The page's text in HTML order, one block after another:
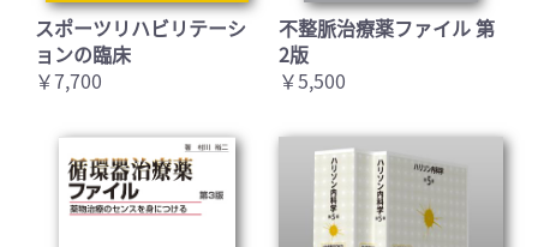
スポーツリハビリテーシ
ョンの臨床
￥7,700
不整脈治療薬ファイル 第
2版
￥5,500